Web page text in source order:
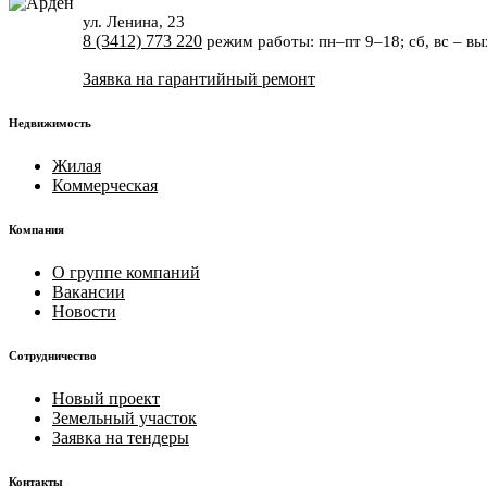
ул. Ленина, 23
8 (3412) 773 220 режим работы: пн–пт 9–18; сб, вс –
Заявка на гарантийный ремонт
Недвижимость
Жилая
Коммерческая
Компания
О группе компаний
Вакансии
Новости
Сотрудничество
Новый проект
Земельный участок
Заявка на тендеры
Контакты